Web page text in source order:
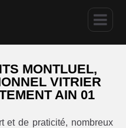
MONTLUEL,
VITRIER
AIN 01
et de praticité, nombreux